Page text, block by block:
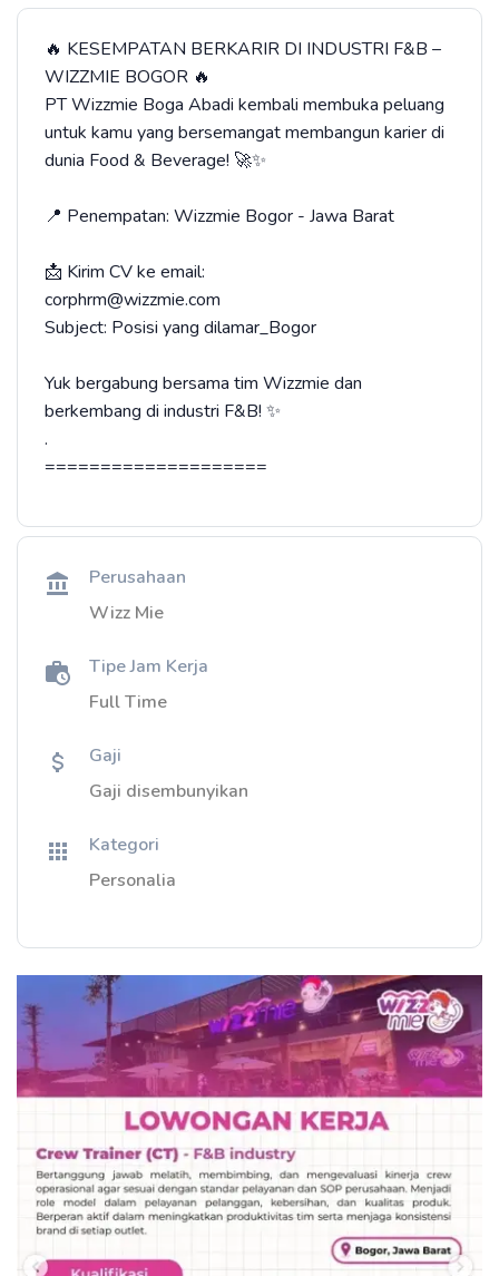
🔥 KESEMPATAN BERKARIR DI INDUSTRI F&B –
WIZZMIE BOGOR 🔥
PT Wizzmie Boga Abadi kembali membuka peluang
untuk kamu yang bersemangat membangun karier di
dunia Food & Beverage! 🚀✨
📍 Penempatan: Wizzmie Bogor - Jawa Barat
📩 Kirim CV ke email:
corphrm@wizzmie.com
Subject: Posisi yang dilamar_Bogor
Yuk bergabung bersama tim Wizzmie dan
berkembang di industri F&B! ✨
.
====================
Perusahaan
Wizz Mie
Tipe Jam Kerja
Full Time
Gaji
Gaji disembunyikan
Kategori
Personalia